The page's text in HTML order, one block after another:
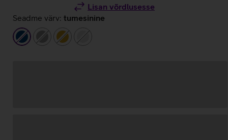
Lisan võrdlusesse
Seadme värv: tumesinine
tumesinine
hall kuldnehõbedane